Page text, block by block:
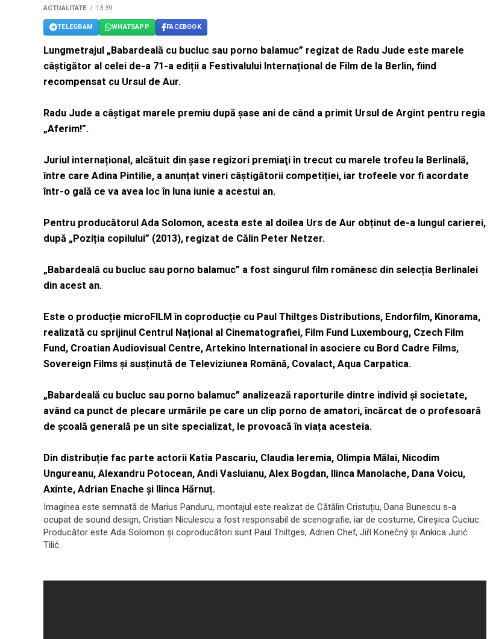
ACTUALITATE 13:39
TELEGRAM WHATSAPP FACEBOOK
Lungmetrajul „Babardeală cu bucluc sau porno balamuc” regizat de Radu Jude este marele
câștigător al celei de-a 71-a ediții a Festivalului Internațional de Film de la Berlin, fiind
recompensat cu Ursul de Aur.
Radu Jude a câștigat marele premiu după șase ani de când a primit Ursul de Argint pentru regia
„Aferim!”.
Juriul internațional, alcătuit din şase regizori premiaţi în trecut cu marele trofeu la Berlinală,
între care Adina Pintilie, a anunțat vineri câștigătorii competiției, iar trofeele vor fi acordate
într-o gală ce va avea loc în luna iunie a acestui an.
Pentru producătorul Ada Solomon, acesta este al doilea Urs de Aur obținut de-a lungul carierei,
după „Poziția copilului” (2013), regizat de Călin Peter Netzer.
„Babardeală cu bucluc sau porno balamuc” a fost singurul film românesc din selecția Berlinalei
din acest an.
Este o producție microFILM în coproducție cu Paul Thiltges Distributions, Endorfilm, Kinorama,
realizată cu sprijinul Centrul Național al Cinematografiei, Film Fund Luxembourg, Czech Film
Fund, Croatian Audiovisual Centre, Artekino International în asociere cu Bord Cadre Films,
Sovereign Films și susținută de Televiziunea Română, Covalact, Aqua Carpatica.
„Babardeală cu bucluc sau porno balamuc” analizează raporturile dintre individ și societate,
având ca punct de plecare urmările pe care un clip porno de amatori, încărcat de o profesoară
de școală generală pe un site specializat, le provoacă în viața acesteia.
Din distribuție fac parte actorii Katia Pascariu, Claudia Ieremia, Olimpia Mălai, Nicodim
Ungureanu, Alexandru Potocean, Andi Vasluianu, Alex Bogdan, Ilinca Manolache, Dana Voicu,
Axinte, Adrian Enache și Ilinca Hărnuț.
Imaginea este semnată de Marius Panduru, montajul este realizat de Cătălin Cristuțiu, Dana Bunescu s-a
ocupat de sound design, Cristian Niculescu a fost responsabil de scenografie, iar de costume, Cireșica Cuciuc.
Producător este Ada Solomon și coproducători sunt Paul Thiltges, Adrien Chef, Jiří Konečný și Ankica Jurić
Tilić.